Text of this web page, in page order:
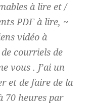
à lire et /
PDF à lire, ~
vidéo à
courriels de
vous . J’ai un
et de faire de la
70 heures par